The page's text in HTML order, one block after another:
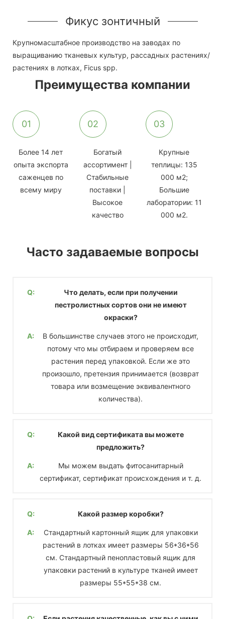
Фикус зонтичный
Крупномасштабное производство на заводах по
выращиванию тканевых культур, рассадных растениях/
растениях в лотках, Ficus spp.
Преимущества компании
01
Более 14 лет
опыта экспорта
саженцев по
всему миру
02
Богатый
ассортимент |
Стабильные
поставки |
Высокое
качество
03
Крупные
теплицы: 135
000 м2;
Большие
лаборатории: 11
000 м2.
Часто задаваемые вопросы
Q:
Что делать, если при получении
пестролистных сортов они не имеют
окраски?
A:
В большинстве случаев этого не происходит,
потому что мы отбираем и проверяем все
растения перед упаковкой. Если же это
произошло, претензия принимается (возврат
товара или возмещение эквивалентного
количества).
Q:
Какой вид сертификата вы можете
предложить?
A:
Мы можем выдать фитосанитарный
сертификат, сертификат происхождения и т. д.
Q: Какой размер коробки?
A:
Стандартный картонный ящик для упаковки
растений в лотках имеет размеры 56*36*56
см. Стандартный пенопластовый ящик для
упаковки растений в культуре тканей имеет
размеры 55*55*38 см.